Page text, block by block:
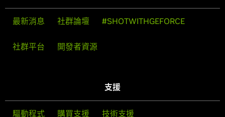
最新消息 社群論壇 #SHOTWITHGEFORCE
社群平台 開發者資源
支援
驅動程式 購買支援 技術支援